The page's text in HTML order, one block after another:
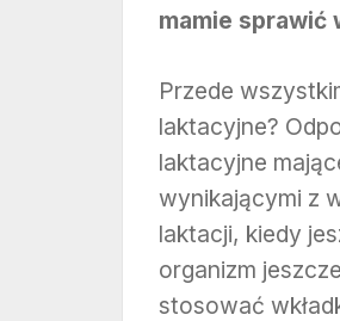
mamie sprawić
Przede
laktacyjne?
laktacyjne
wynikającymi z
laktacji, kiedy
organizm
stosować